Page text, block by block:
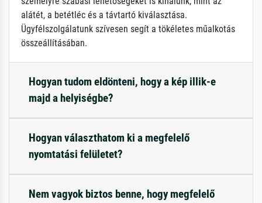
alátét, a betétléc és a távtartó kiválasztása.
Ügyfélszolgálatunk szívesen segít a tökéletes műalkotás
összeállításában.
Hogyan tudom eldönteni, hogy a kép illik-e
majd a helyiségbe?
Hogyan választhatom ki a megfelelő
nyomtatási felületet?
Nem vagyok biztos benne, hogy megfelelő